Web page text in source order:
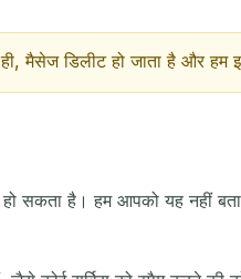
मैसेज डिलीट हो जाता है और हम
हो सकता है। हम आपको यह नहीं